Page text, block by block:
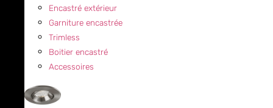
Encastré extérieur
Garniture encastrée
Trimless
Boitier encastré
Accessoires